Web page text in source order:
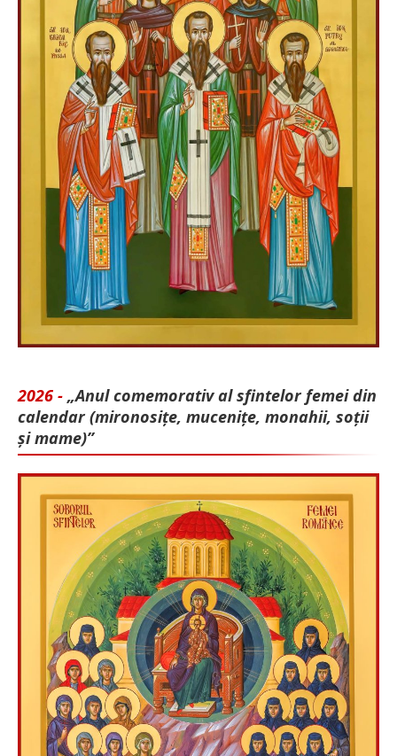
2026 - „Anul comemorativ al sfintelor femei din
calendar (mironosițe, mu­cenițe, monahii, soții
și mame)”